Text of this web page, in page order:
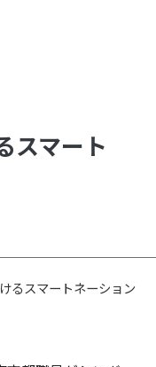
スマート
るスマートネーション